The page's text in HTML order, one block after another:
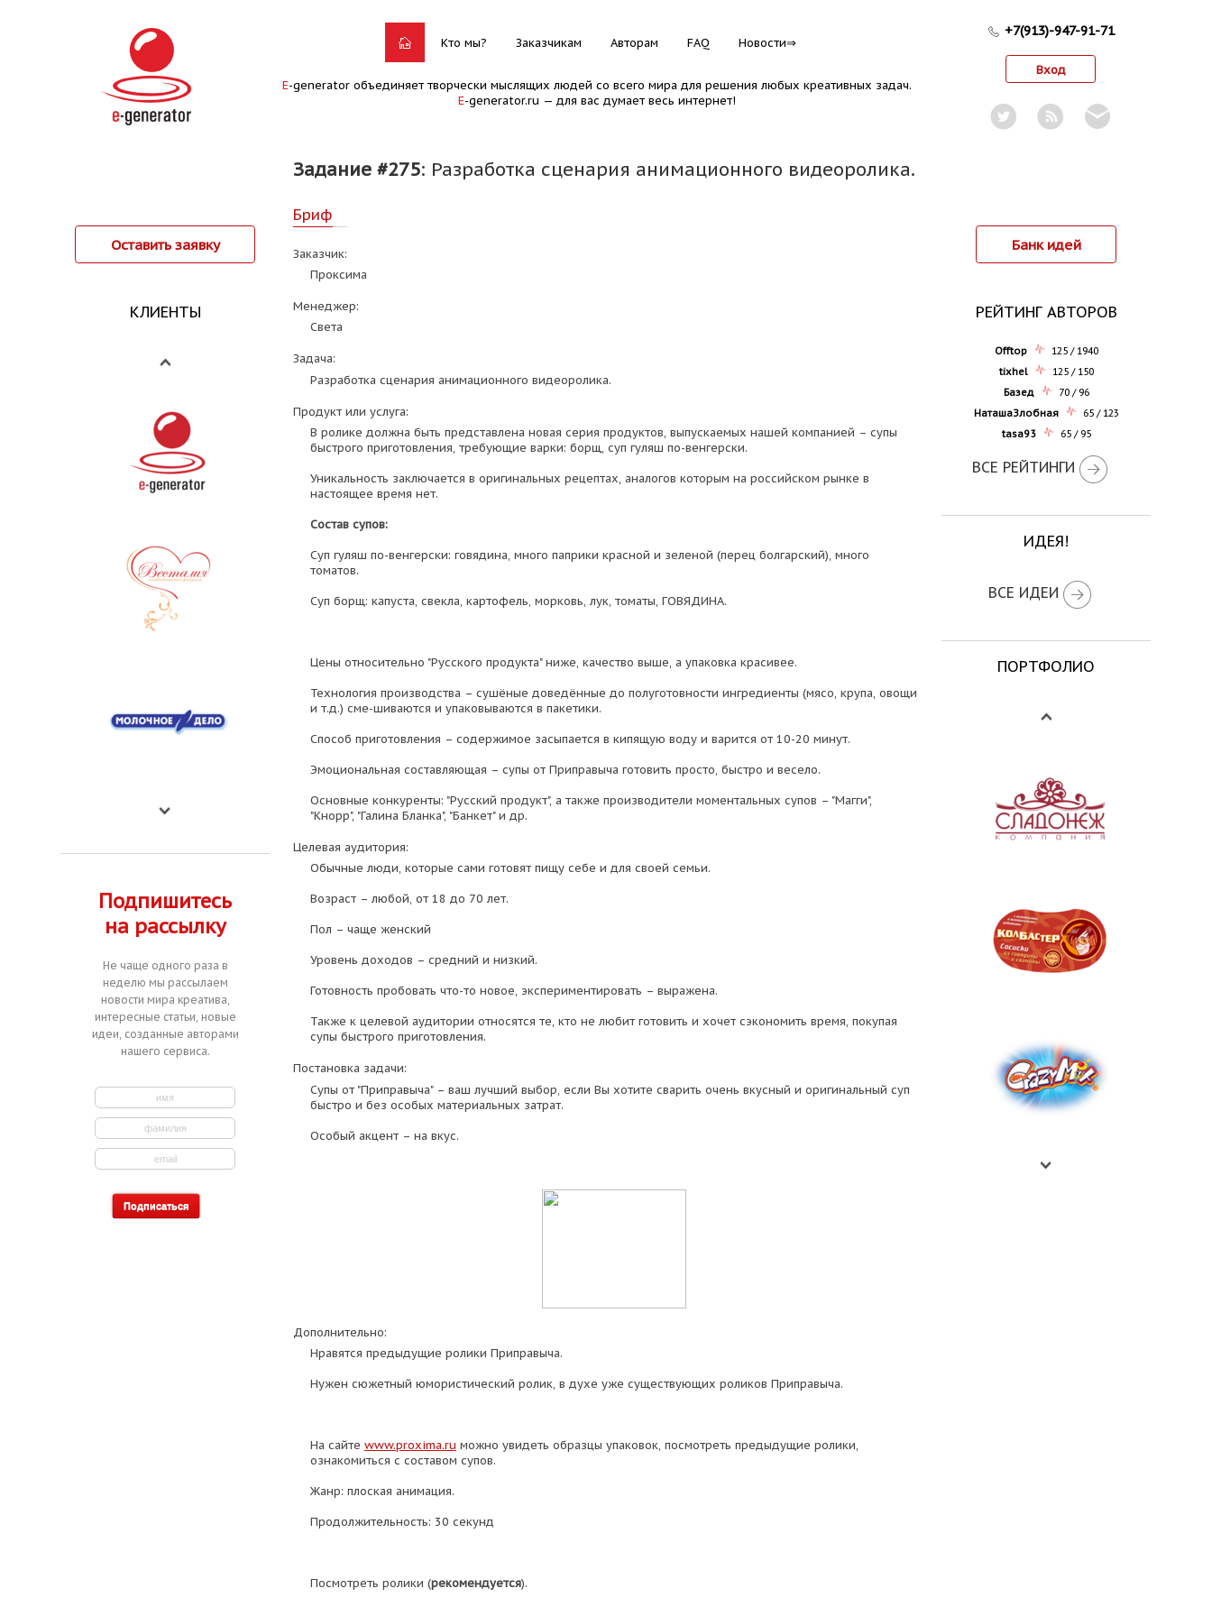
Кто мы? Заказчикам Авторам FAQ Новости
E-generator объединяет творчески мыслящих людей со всего мира для решения любых креативных задач.
E-generator.ru — для вас думает весь интернет!
+7(913)-947-91-71
Вход
Задание #275: Разработка сценария анимационного видеоролика.
Оставить заявку
КЛИЕНТЫ
Подпишитесь
на рассылку
Не чаще одного раза в
неделю мы рассылаем
новости мира креатива,
интересные статьи, новые
идеи, созданные авторами
нашего сервиса.
Бриф
Заказчик:
Проксима
Менеджер:
Света
Задача:
Разработка сценария анимационного видеоролика.
Продукт или услуга:
В ролике должна быть представлена новая серия продуктов, выпускаемых нашей компанией – супы
быстрого приготовления, требующие варки: борщ, суп гуляш по-венгерски.
Уникальность заключается в оригинальных рецептах, аналогов которым на российском рынке в
настоящее время нет.
Состав супов:
Суп гуляш по-венгерски: говядина, много паприки красной и зеленой (перец болгарский), много
томатов.
Суп борщ: капуста, свекла, картофель, морковь, лук, томаты, ГОВЯДИНА.
Цены относительно "Русского продукта" ниже, качество выше, а упаковка красивее.
Технология производства – сушёные доведённые до полуготовности ингредиенты (мясо, крупа, овощи
и т.д.) сме-шиваются и упаковываются в пакетики.
Способ приготовления – содержимое засыпается в кипящую воду и варится от 10-20 минут.
Эмоциональная составляющая – супы от Приправыча готовить просто, быстро и весело.
Основные конкуренты: "Русский продукт", а также производители моментальных супов – "Магги",
"Кнорр", "Галина Бланка", "Банкет" и др.
Целевая аудитория:
Обычные люди, которые сами готовят пищу себе и для своей семьи.
Возраст – любой, от 18 до 70 лет.
Пол – чаще женский
Уровень доходов – средний и низкий.
Готовность пробовать что-то новое, экспериментировать – выражена.
Также к целевой аудитории относятся те, кто не любит готовить и хочет сэкономить время, покупая
супы быстрого приготовления.
Постановка задачи:
Супы от "Приправыча" – ваш лучший выбор, если Вы хотите сварить очень вкусный и оригинальный суп
быстро и без особых материальных затрат.
Особый акцент – на вкус.
Дополнительно:
Нравятся предыдущие ролики Приправыча.
Нужен сюжетный юмористический ролик, в духе уже существующих роликов Приправыча.
На сайте www.proxima.ruможно увидеть образцы упаковок, посмотреть предыдущие ролики,
ознакомиться с составом супов.
Жанр: плоская анимация.
Продолжительность: 30 секунд
Посмотреть ролики (рекомендуется).
Банк идей
РЕЙТИНГ АВТОРОВ
Offtop
125 / 1940
tixhel
125 / 150
Базед
70 / 96
НаташаЗлобная
65 / 123
tasa93
65 / 95
ВСЕ РЕЙТИНГИ
ИДЕЯ!
ВСЕ ИДЕИ
ПОРТФОЛИО